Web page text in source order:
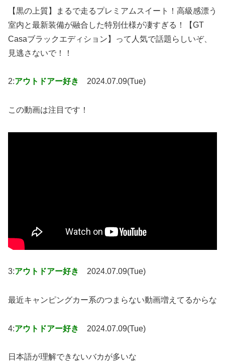
【黒の上質】まるで走るプレミアムスイート！高級感漂う
室内と最新装備が融合した特別仕様が凄すぎる！【GT
Casaブラックエディション】って人気で話題らしいぞ、
見逃さないで！！
2:アウトドアー好き 2024.07.09(Tue)
この動画は注目です！
3:アウトドアー好き 2024.07.09(Tue)
最近キャンピングカー系のつまらない動画増えてるからな
4:アウトドアー好き 2024.07.09(Tue)
日本語が理解できないバカが多いな